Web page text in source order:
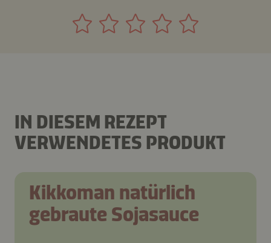
IN DIESEM REZEPT
VERWENDETES PRODUKT
Kikkoman natürlich
gebraute Sojasauce